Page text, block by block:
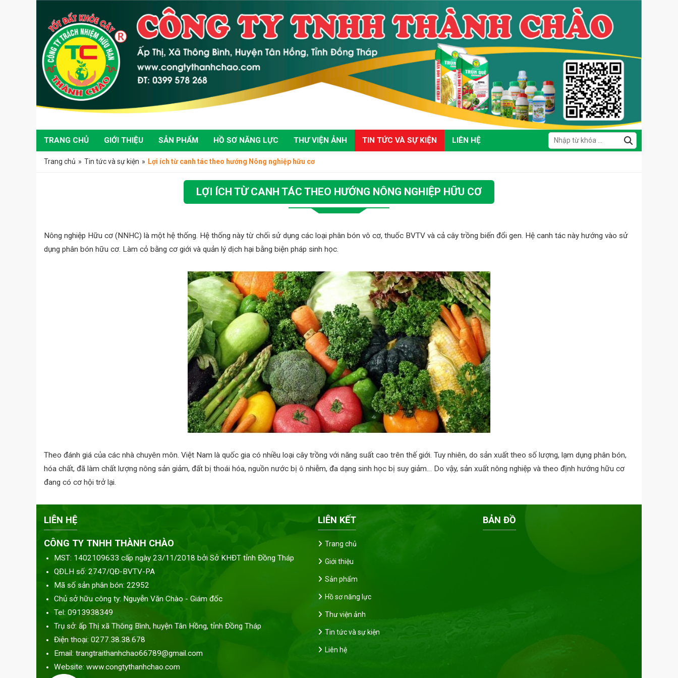
TRANG CHỦ GIỚI THIỆU SẢN PHẨM HỒ SƠ NĂNG LỰC THƯ VIỆN ẢNH TIN TỨC VÀ SỰ KIỆN LIÊN HỆ
Trang chủ » Tin tức và sự kiện » Lợi ích từ canh tác theo hướng Nông nghiệp hữu cơ
LỢI ÍCH TỪ CANH TÁC THEO HƯỚNG NÔNG NGHIỆP HỮU CƠ
Nông nghiệp Hữu cơ (NNHC) là một hệ thống. Hệ thống này từ chối sử dụng các loại phân bón vô cơ, thuốc BVTV và cả cây trồng biến đổi gen. Hệ canh tác này hướng vào sử
dụng phân bón hữu cơ. Làm cỏ bằng cơ giới và quản lý dịch hại bằng biện pháp sinh học.
Theo đánh giá của các nhà chuyên môn. Việt Nam là quốc gia có nhiều loại cây trồng với năng suất cao trên thế giới. Tuy nhiên, do sản xuất theo số lượng, lạm dụng phân bón,
hóa chất, đã làm chất lượng nông sản giảm, đất bị thoái hóa, nguồn nước bị ô nhiễm, đa dạng sinh học bị suy giảm… Do vậy, sản xuất nông nghiệp và theo định hướng hữu cơ
đang có cơ hội trở lại.
LIÊN HỆ
CÔNG TY TNHH THÀNH CHÀO
MST: 1402109633 cấp ngày 23/11/2018 bởi Sở KHĐT tỉnh Đồng Tháp
QĐLH số: 2747/QĐ-BVTV-PA
Mã số sản phân bón: 22952
Chủ sở hữu công ty: Nguyễn Văn Chào - Giám đốc
Tel: 0913938349
Trụ sở: ấp Thị xã Thông Bình, huyện Tân Hồng, tỉnh Đồng Tháp
Điện thoại: 0277.38.38.678
Email: trangtraithanhchao66789@gmail.com
Website: www.congtythanhchao.com
LIÊN KẾT
Trang chủ
Giới thiệu
Sản phẩm
Hồ sơ năng lực
Thư viện ảnh
Tin tức và sự kiện
Liên hệ
BẢN ĐỒ